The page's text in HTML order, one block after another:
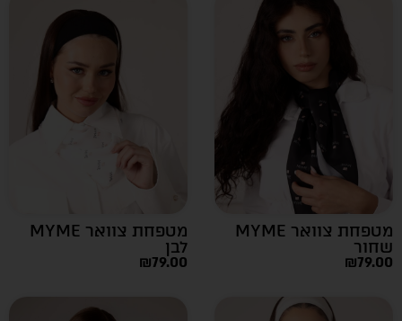
מטפחת צוואר MYME
שחור
₪79.00
מטפחת צוואר MYME
לבן
₪79.00